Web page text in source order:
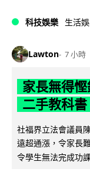
科技娛樂 生活
Lawton 7 小時
家長無得
二手教科
社福界立法會議員
遠超通漲，令家長
令學生無法完成功